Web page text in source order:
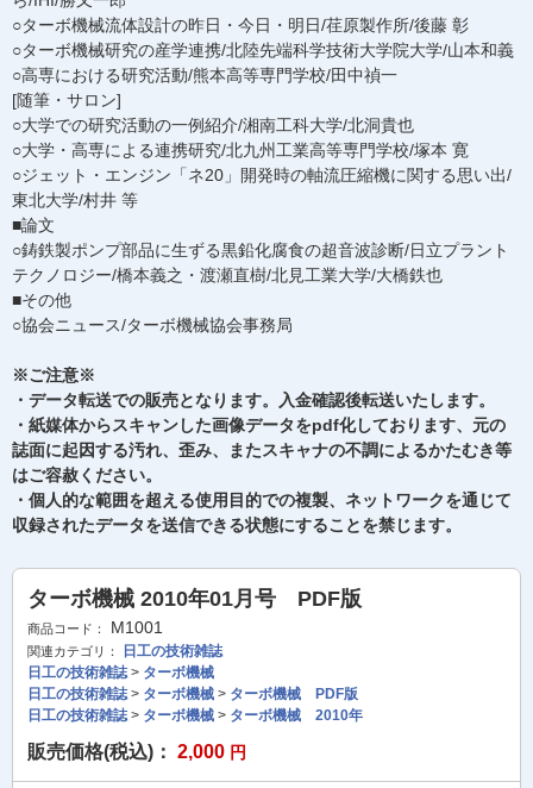
○ターボ機械流体設計の昨日・今日・明日/荏原製作所/後藤 彰
○ターボ機械研究の産学連携/北陸先端科学技術大学院大学/山本和義
○高専における研究活動/熊本高等専門学校/田中禎一
[随筆・サロン]
○大学での研究活動の一例紹介/湘南工科大学/北洞貴也
○大学・高専による連携研究/北九州工業高等専門学校/塚本 寛
○ジェット・エンジン「ネ20」開発時の軸流圧縮機に関する思い出/
東北大学/村井 等
■論文
○鋳鉄製ポンプ部品に生ずる黒鉛化腐食の超音波診断/日立プラント
テクノロジー/橋本義之・渡瀬直樹/北見工業大学/大橋鉄也
■その他
○協会ニュース/ターボ機械協会事務局
※ご注意※
・データ転送での販売となります。入金確認後転送いたします。
・紙媒体からスキャンした画像データをpdf化しております、元の
誌面に起因する汚れ、歪み、またスキャナの不調によるかたむき等
はご容赦ください。
・個人的な範囲を超える使用目的での複製、ネットワークを通じて
収録されたデータを送信できる状態にすることを禁じます。
ターボ機械 2010年01月号 PDF版
商品コード： M1001
関連カテゴリ：
日工の技術雑誌
日工の技術雑誌> ターボ機械
日工の技術雑誌> ターボ機械 > ターボ機械 PDF版
日工の技術雑誌> ターボ機械 > ターボ機械 2010年
販売価格(税込)： 2,000 円